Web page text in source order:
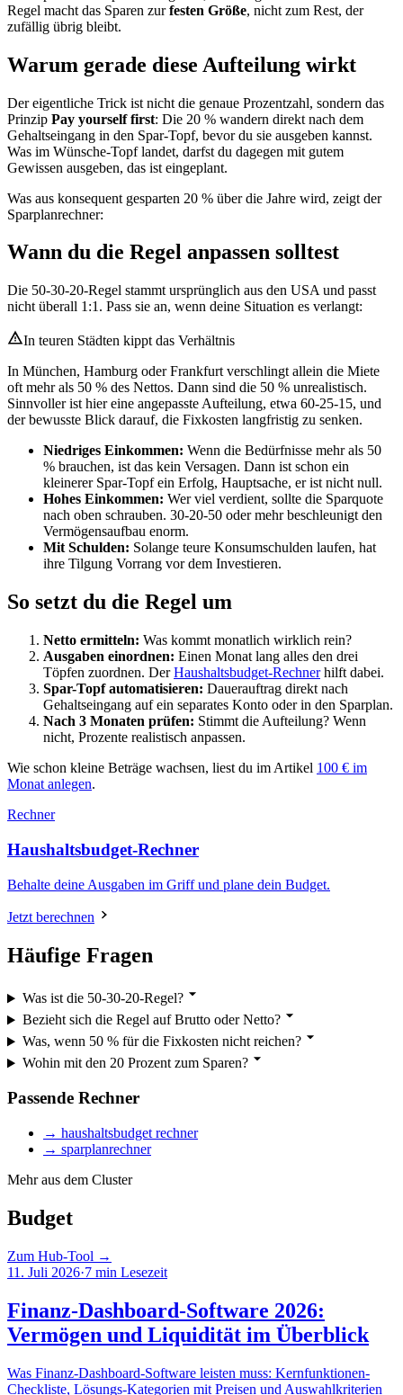
Regel macht das Sparen zurfesten Größe, nicht zum Rest, der
zufällig übrig bleibt.
Warum gerade diese Aufteilung wirkt
Der eigentliche Trick ist nicht die genaue Prozentzahl, sondern das
Prinzip Pay yourself first: Die 20 % wandern direkt nach dem
Gehaltseingang in den Spar-Topf, bevor du sie ausgeben kannst.
Was im Wünsche-Topf landet, darfst du dagegen mit gutem
Gewissen ausgeben, das ist eingeplant.
Was aus konsequent gesparten 20 % über die Jahre wird, zeigt der
Sparplanrechner:
Wann du die Regel anpassen solltest
Die 50-30-20-Regel stammt ursprünglich aus den USA und passt
nicht überall 1:1. Pass sie an, wenn deine Situation es verlangt:
In teuren Städten kippt das Verhältnis
In München, Hamburg oder Frankfurt verschlingt allein die Miete
oft mehr als 50 % des Nettos. Dann sind die 50 % unrealistisch.
Sinnvoller ist hier eine angepasste Aufteilung, etwa 60-25-15, und
der bewusste Blick darauf, die Fixkosten langfristig zu senken.
Niedriges Einkommen: Wenn die Bedürfnisse mehr als 50
% brauchen, ist das kein Versagen. Dann ist schon ein
kleinerer Spar-Topf ein Erfolg, Hauptsache, er ist nicht null.
Hohes Einkommen: Wer viel verdient, sollte die Sparquote
nach oben schrauben. 30-20-50 oder mehr beschleunigt den
Vermögensaufbau enorm.
Mit Schulden: Solange teure Konsumschulden laufen, hat
ihre Tilgung Vorrang vor dem Investieren.
So setzt du die Regel um
Netto ermitteln: Was kommt monatlich wirklich rein?
Ausgaben einordnen: Einen Monat lang alles den drei
Töpfen zuordnen. DerHaushaltsbudget-Rechnerhilft dabei.
Spar-Topf automatisieren: Dauerauftrag direkt nach
Gehaltseingang auf ein separates Konto oder in den Sparplan.
Nach 3 Monaten prüfen: Stimmt die Aufteilung? Wenn
nicht, Prozente realistisch anpassen.
Wie schon kleine Beträge wachsen, liest du im Artikel 100 € im
Monat anlegen.
Rechner
Haushaltsbudget-Rechner
Behalte deine Ausgaben im Griff und plane dein Budget.
Jetzt berechnen
Häufige Fragen
Was ist die 50-30-20-Regel?
Bezieht sich die Regel auf Brutto oder Netto?
Was, wenn 50 % für die Fixkosten nicht reichen?
Wohin mit den 20 Prozent zum Sparen?
Passende Rechner
→ haushaltsbudget rechner
→ sparplanrechner
Mehr aus dem Cluster
Budget
Zum Hub-Tool →
11. Juli 2026·7 min Lesezeit
Finanz-Dashboard-Software 2026:
Vermögen und Liquidität im Überblick
Was Finanz-Dashboard-Software leisten muss: Kernfunktionen-
Checkliste, Lösungs-Kategorien mit Preisen und Auswahlkriterien